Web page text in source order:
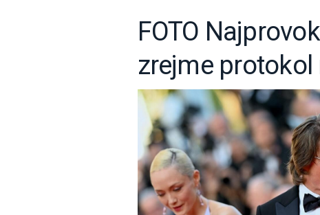
FOTO
zrejme protokol